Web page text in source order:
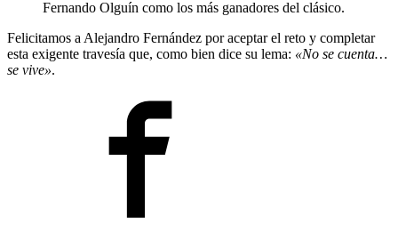
Fernando Olguín como los más ganadores del clásico.
Felicitamos a Alejandro Fernández por aceptar el reto y completar
esta exigente travesía que, como bien dice su lema: «No se cuenta…
se vive».